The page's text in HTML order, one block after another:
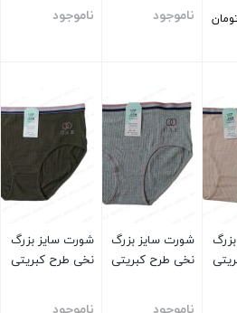
ناموجود ناموجود
شورت سایز بزرگ
نخی طرح کبریتی
شورت سایز بزرگ
نخی طرح کبریتی